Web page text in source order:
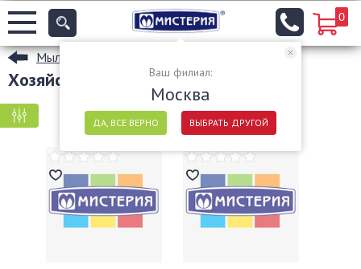
Ваш филиал:
Москва
ДА, ВСЕ ВЕРНО ВЫБРАТЬ ДРУГОЙ
0
Мыло
Хозяйственное мыло оптом